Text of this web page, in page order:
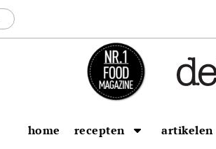
home recepten artikelen